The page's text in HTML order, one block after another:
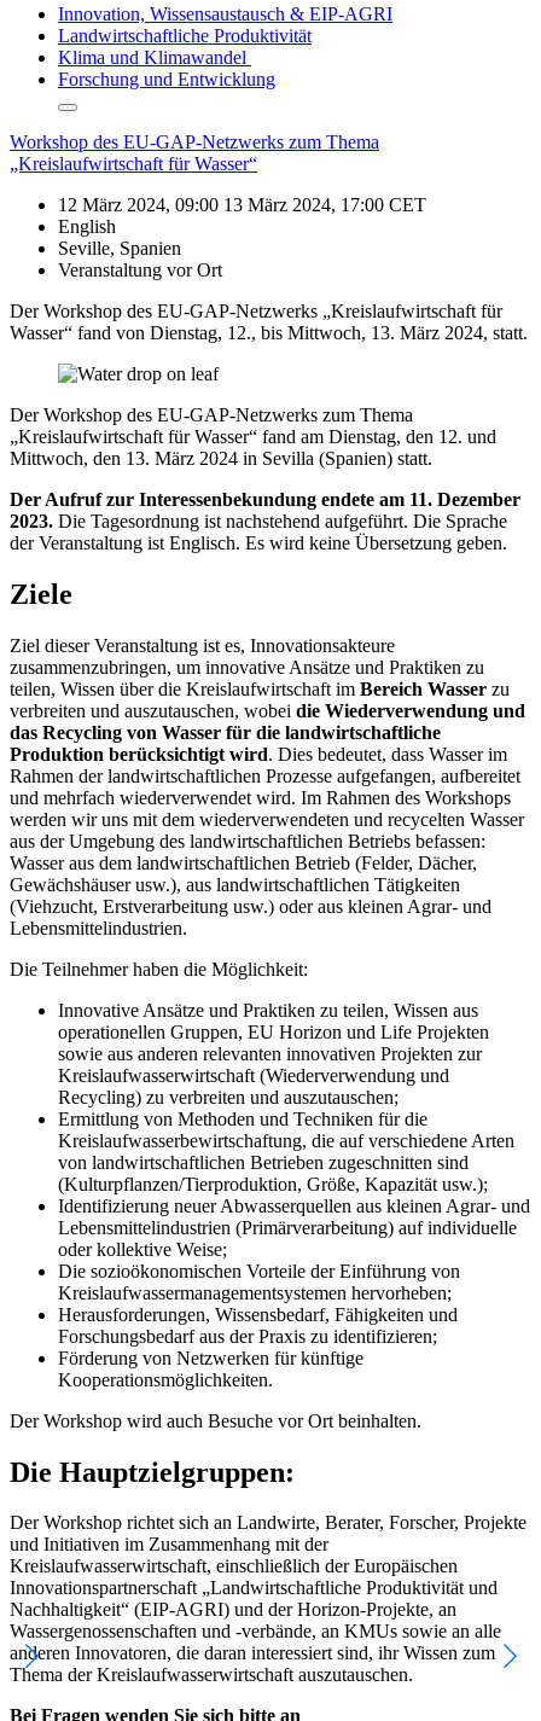
Innovation, Wissensaustausch & EIP-AGRI
Landwirtschaftliche Produktivität
Klima und Klimawandel
Forschung und Entwicklung
Show/hide
other
elements.
Workshop des EU-GAP-Netzwerks zum Thema
„Kreislaufwirtschaft für Wasser“
12 März 2024, 09:00 13 März 2024, 17:00 CET
English
Seville, Spanien
Veranstaltung vor Ort
Der Workshop des EU-GAP-Netzwerks „Kreislaufwirtschaft für
Wasser“ fand von Dienstag, 12., bis Mittwoch, 13. März 2024, statt.
Der Workshop des EU-GAP-Netzwerks zum Thema
„Kreislaufwirtschaft für Wasser“ fand am Dienstag, den 12. und
Mittwoch, den 13. März 2024 in Sevilla (Spanien) statt.
Der Aufruf zur Interessenbekundung endete am 11. Dezember
2023. Die Tagesordnung ist nachstehend aufgeführt. Die Sprache
der Veranstaltung ist Englisch. Es wird keine Übersetzung geben.
Ziele
Ziel dieser Veranstaltung ist es, Innovationsakteure
zusammenzubringen, um innovative Ansätze und Praktiken zu
teilen, Wissen über die Kreislaufwirtschaft im Bereich Wasser zu
verbreiten und auszutauschen, wobei die Wiederverwendung und
das Recycling von Wasser für die landwirtschaftliche
Produktion berücksichtigt wird. Dies bedeutet, dass Wasser im
Rahmen der landwirtschaftlichen Prozesse aufgefangen, aufbereitet
und mehrfach wiederverwendet wird. Im Rahmen des Workshops
werden wir uns mit dem wiederverwendeten und recycelten Wasser
aus der Umgebung des landwirtschaftlichen Betriebs befassen:
Wasser aus dem landwirtschaftlichen Betrieb (Felder, Dächer,
Gewächshäuser usw.), aus landwirtschaftlichen Tätigkeiten
(Viehzucht, Erstverarbeitung usw.) oder aus kleinen Agrar- und
Lebensmittelindustrien.
Die Teilnehmer haben die Möglichkeit:
Innovative Ansätze und Praktiken zu teilen, Wissen aus
operationellen Gruppen, EU Horizon und Life Projekten
sowie aus anderen relevanten innovativen Projekten zur
Kreislaufwasserwirtschaft (Wiederverwendung und
Recycling) zu verbreiten und auszutauschen;
Ermittlung von Methoden und Techniken für die
Kreislaufwasserbewirtschaftung, die auf verschiedene Arten
von landwirtschaftlichen Betrieben zugeschnitten sind
(Kulturpflanzen/Tierproduktion, Größe, Kapazität usw.);
Identifizierung neuer Abwasserquellen aus kleinen Agrar- und
Lebensmittelindustrien (Primärverarbeitung) auf individuelle
oder kollektive Weise;
Die sozioökonomischen Vorteile der Einführung von
Kreislaufwassermanagementsystemen hervorheben;
Herausforderungen, Wissensbedarf, Fähigkeiten und
Forschungsbedarf aus der Praxis zu identifizieren;
Förderung von Netzwerken für künftige
Kooperationsmöglichkeiten.
Der Workshop wird auch Besuche vor Ort beinhalten.
Die Hauptzielgruppen:
Der Workshop richtet sich an Landwirte, Berater, Forscher, Projekte
und Initiativen im Zusammenhang mit der
Kreislaufwasserwirtschaft, einschließlich der Europäischen
Innovationspartnerschaft „Landwirtschaftliche Produktivität und
Nachhaltigkeit“ (EIP-AGRI) und der Horizon-Projekte, an
Wassergenossenschaften und -verbände, an KMUs sowie an alle
anderen Innovatoren, die daran interessiert sind, ihr Wissen zum
Thema der Kreislaufwasserwirtschaft auszutauschen.
Bei Fragen wenden Sie sich bitte an